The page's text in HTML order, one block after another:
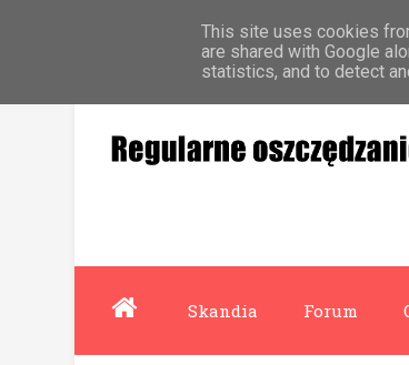
Strona główna Współpraca
Skandia Forum
This site uses cookies
are shared with Google
statistics, and to detect